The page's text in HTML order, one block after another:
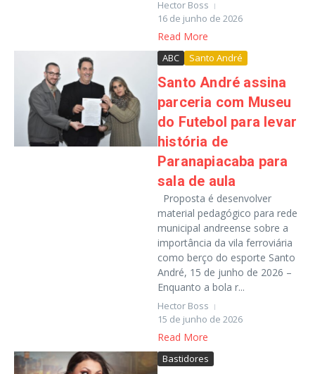
Hector Boss
16 de junho de 2026
Read More
ABC Santo André
Santo André assina
parceria com Museu
do Futebol para levar
história de
Paranapiacaba para
sala de aula
Proposta é desenvolver
material pedagógico para rede
municipal andreense sobre a
importância da vila ferroviária
como berço do esporte Santo
André, 15 de junho de 2026 –
Enquanto a bola r...
Hector Boss
15 de junho de 2026
Read More
Bastidores